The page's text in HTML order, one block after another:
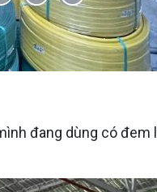
đang dùng có